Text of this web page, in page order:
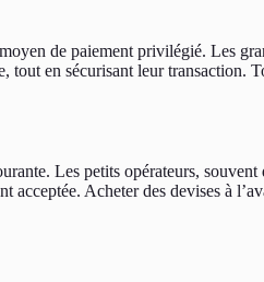
de paiement privilégié. Les
tout en sécurisant leur transaction.
Les petits opérateurs,
acceptée. Acheter des devises à